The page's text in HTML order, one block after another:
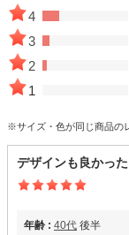
4
3
2
1
※サイズ・色が同じ商品の
デザインも良かった
年齢 : 40代 後半